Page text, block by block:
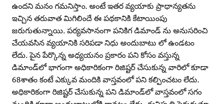
ఉందని మనం గమనిస్తాం. అంటే ఇతర వ్యయాకు ప్రాధాన్యతను
ఇచ్చిన తరువాత మిగిలిందే ఈ పథకానికి కేటాయింపు
జరుగుతున్నాయి. పర్యవసానంగా పనికిగ డిమాండ్‌ ను అనుసరించి
చేయవసిన వ్యయానికి సరిపడా నిధు అందుబాటు లో ఉండటం
లేదు. పైన పేర్కొన్న అధ్యయనం ప్రకారం పని కోసం వస్తున్న
డిమాండ్‌లో భాగంగా అధికారికంగా రిజిష్టర్‌ చేసుకున్న వారిలో కూడా
68శాతం కంటే ఎక్కువ మందికి వాస్తవంలో పని కల్పించటం లేదు.
అధికారికంగా రిజిష్టర్‌ చేసుకున్న పని డిమాండ్‌లో వాస్తవంలో సగం